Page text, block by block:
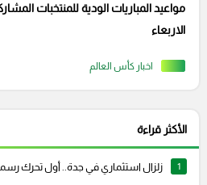
اخبار كأس العالم
الاربعاء
الأكثر قراءة
1 زلزال استثماري في جدة.. أول تحرك